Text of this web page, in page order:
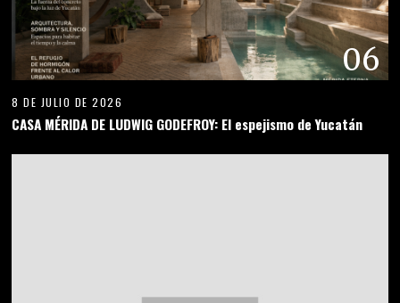
06
8 DE JULIO DE 2026
CASA MÉRIDA DE LUDWIG GODEFROY: El espejismo de Yucatán